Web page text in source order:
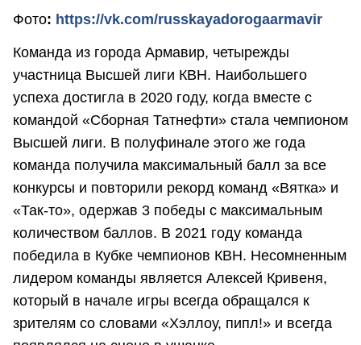
Фото: https://vk.com/russkayadorogaarmavir
Команда из города Армавир, четырежды
участница Высшей лиги КВН. Наибольшего
успеха достигла в 2020 году, когда вместе с
командой «Сборная Татнефти» стала чемпионом
Высшей лиги. В полуфинале этого же года
команда получила максимальный балл за все
конкурсы и повторили рекорд команд «Вятка» и
«Так-то», одержав 3 победы с максимальным
количеством баллов. В 2021 году команда
победила в Кубке чемпионов КВН. Несомненным
лидером команды является Алексей Кривеня,
который в начале игры всегда обращался к
зрителям со словами «Хэллоу, пипл!» и всегда